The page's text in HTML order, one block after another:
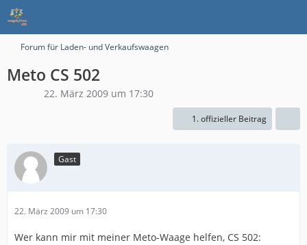
Forum für Laden- und Verkaufswaagen
Meto CS 502
22. März 2009 um 17:30
1. offizieller Beitrag
Gast
22. März 2009 um 17:30
Wer kann mir mit meiner Meto-Waage helfen, CS 502: